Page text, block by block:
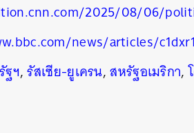
2025/08/06/
news/articles/
ฐฯ,รัสเซีย-ยูเครน,สหรัฐอเมริกา,